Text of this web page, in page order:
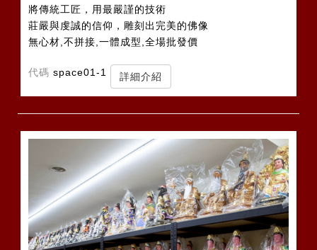
將傳統工匠，用最嚴謹的技術
莊嚴與虔誠的信仰，雕刻出完美的佛像
無心材,不拼接,一體成型,全場批發價
代碼 space01-1 詳細介紹